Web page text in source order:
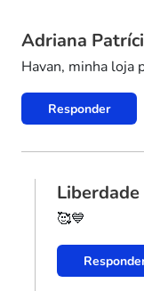
Adriana
Havan, minha loja
Responder
🥰💙